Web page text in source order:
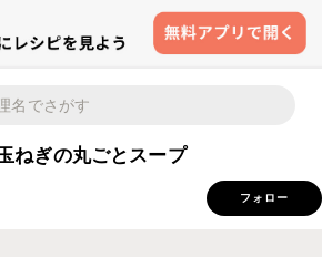
ねぎの丸ごとスープ
フォロー